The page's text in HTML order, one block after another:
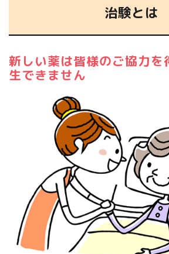
治験とは
新しい薬は皆様のご協力を
生できません